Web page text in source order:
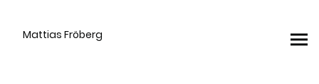
Mattias Fröberg